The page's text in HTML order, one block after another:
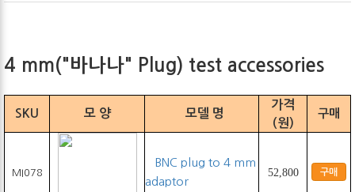
4 mm("바나나" Plug) test accessories
SKU 모 양 모델 명
가격
(원)
구매
MI078
BNC plug to 4 mm
adaptor
52,800 구매